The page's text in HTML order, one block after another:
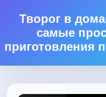
Творог в
самые
приготовления